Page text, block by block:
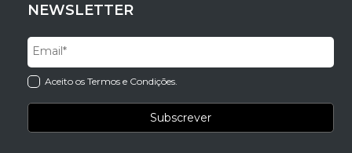
NEWSLETTER
Aceito os Termos e Condições.